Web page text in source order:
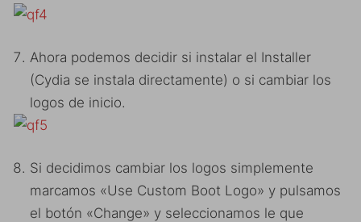
Ahora podemos decidir si instalar el Installer
(Cydia se instala directamente) o si cambiar los
logos de inicio.
Si decidimos cambiar los logos simplemente
marcamos «Use Custom Boot Logo» y pulsamos
el botón «Change» y seleccionamos le que